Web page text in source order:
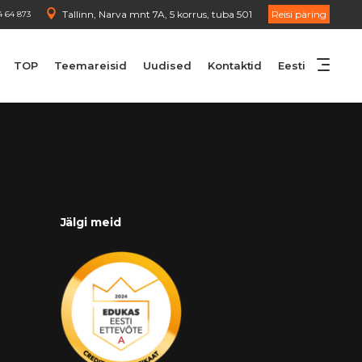
64 873 Tallinn, Narva mnt 7A, 5 korrus, tuba 501 Reisi päring
TOP Teemareisid Uudised Kontaktid Eesti
Jälgi meid